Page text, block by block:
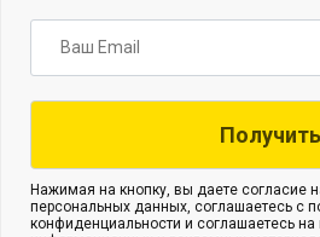
Нажимая на кнопку, вы даете согласие
персональных данных, соглашаетесь с
конфиденциальности и соглашаетесь на